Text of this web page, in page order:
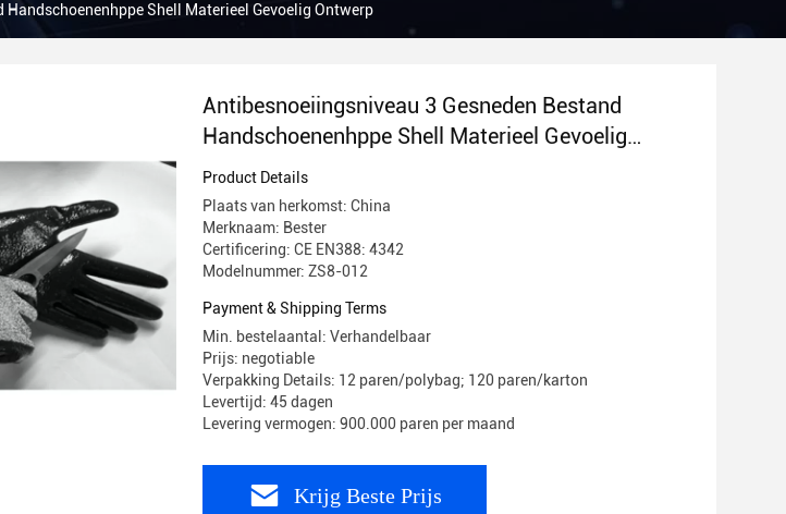
Shell Materieel Gevoelig Ontwerp
Antibesnoeiingsniveau 3 Gesneden Bestand
Handschoenenhppe Shell Materieel Gevoelig
Ontwerp
Product Details
Plaats van herkomst: China
Merknaam: Bester
Certificering: CE EN388: 4342
Modelnummer: ZS8-012
Payment & Shipping Terms
Min. bestelaantal: Verhandelbaar
Prijs: negotiable
Verpakking Details: 12 paren/polybag; 120 paren/karton
Levertijd: 45 dagen
Levering vermogen: 900.000 paren per maand
Krijg Beste Prijs